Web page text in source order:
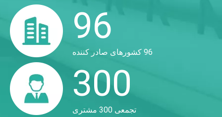
96
96 کشورهای صادر کننده
300
تجمعی 300 مشتری